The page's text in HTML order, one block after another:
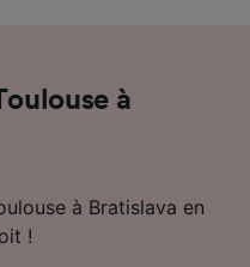
à
à Bratislava en
!